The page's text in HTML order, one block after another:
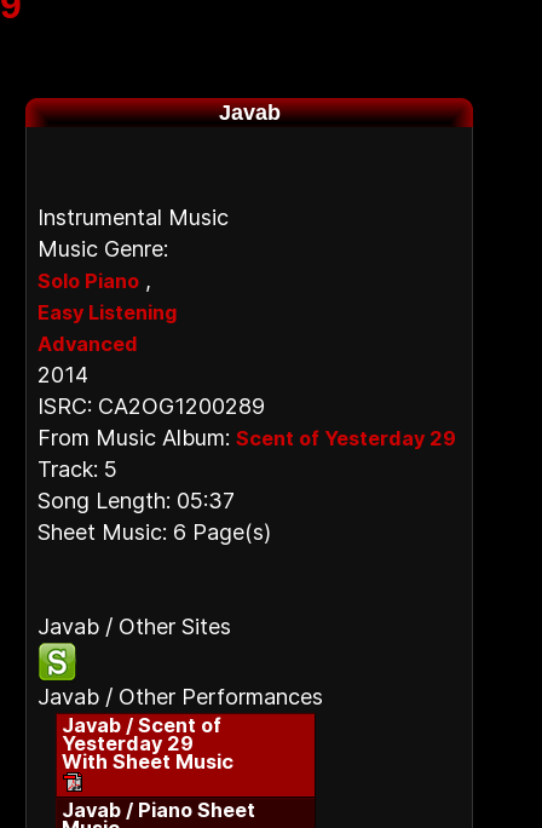
Javab
Instrumental Music
Music Genre:
Solo Piano ,
Easy Listening
Advanced
2014
ISRC: CA2OG1200289
From Music Album: Scent of Yesterday 29
Track: 5
Song Length: 05:37
Sheet Music: 6 Page(s)
Javab / Other Sites
Javab / Other Performances
Javab / Scent of
Yesterday 29
With Sheet Music
Javab / Piano Sheet